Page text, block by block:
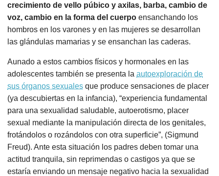
crecimiento de vello púbico y axilas, barba, cambio de
voz, cambio en la forma del cuerpo ensanchando los
hombros en los varones y en las mujeres se desarrollan
las glándulas mamarias y se ensanchan las caderas.
Aunado a estos cambios físicos y hormonales en las
adolescentes también se presenta la autoexploración de
sus órganos sexuales que produce sensaciones de placer
(ya descubiertas en la infancia), “experiencia fundamental
para una sexualidad saludable, autoerotismo, placer
sexual mediante la manipulación directa de los genitales,
frotándolos o rozándolos con otra superficie”, (Sigmund
Freud). Ante esta situación los padres deben tomar una
actitud tranquila, sin reprimendas o castigos ya que se
estaría enviando un mensaje negativo hacia la sexualidad